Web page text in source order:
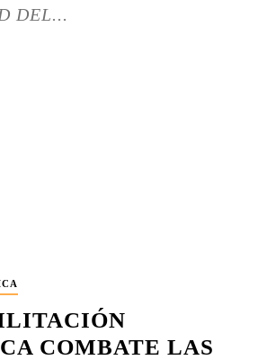
DEL...
COMBATE LAS